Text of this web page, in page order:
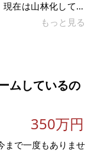
在は山林化してお
地が必要になりま
非農地証明を取得
まれているので地
。また、土地の一
ため、その土地に
もっと見る
ムしているの
350万円
まで一度もありませ